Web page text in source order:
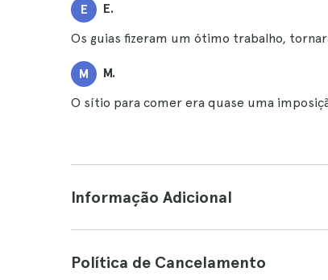
E E.
Os guias fizeram um ótimo trabalho,
M M.
O sítio para comer era quase uma
Informação Adicional
Política de Cancelamento